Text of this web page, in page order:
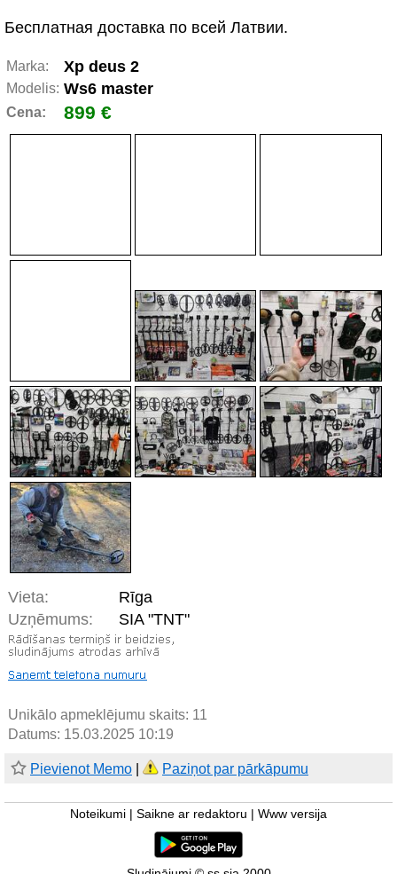
Бесплатная доставка по всей Латвии.
Marka: Xp deus 2
Modelis: Ws6 master
Cena: 899 €
Vieta:
Rīga
Uzņēmums:
SIA "TNT"
Unikālo apmeklējumu skaits: 11
Datums: 15.03.2025 10:19
Pievienot Memo Paziņot par pārkāpumu
Noteikumi Saikne ar redaktoru Www versija